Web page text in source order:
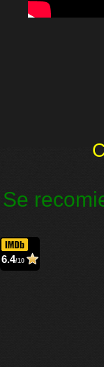
Se
6.4/10